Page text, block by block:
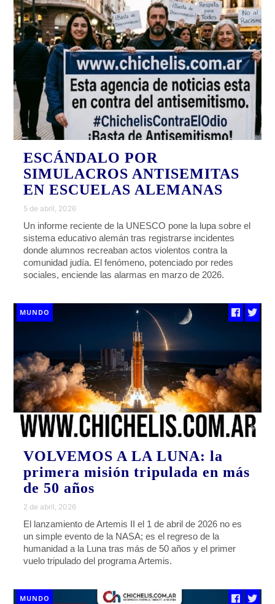
ESCÁNDALO POR
SIMULACROS ANTISEMITAS
EN ESCUELAS ALEMANAS
5 de abril, 2026
Un informe reciente de la UNESCO pone la lupa sobre el
sistema educativo alemán tras registrarse incidentes
donde alumnos recreaban actos violentos contra la
comunidad judía. El fenómeno, potenciado por redes
sociales, enciende las alarmas en marzo de 2026.
MUNDO
VOLVEMOS A LA LUNA: la
primera misión tripulada en más
de 50 años
2 de abril, 2026
El lanzamiento de Artemis II el 1 de abril de 2026 no es
un simple evento de la NASA; es el regreso de la
humanidad a la Luna tras más de 50 años y el primer
vuelo tripulado del programa Artemis.
MUNDO